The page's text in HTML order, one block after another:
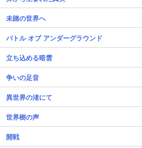
未踏の世界へ
バトル オブ アンダーグラウンド
立ち込める暗雲
争いの足音
異世界の渚にて
世界樹の声
開戦